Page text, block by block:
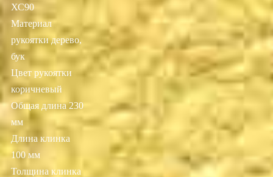
ХС90
Материал
рукоятки дерево,
бук
Цвет рукоятки
коричневый
Общая длина 230
мм
Длина клинка
100 мм
Толщина клинка